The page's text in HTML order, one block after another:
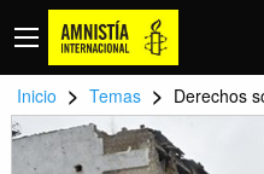
Inicio > Temas > Derechos